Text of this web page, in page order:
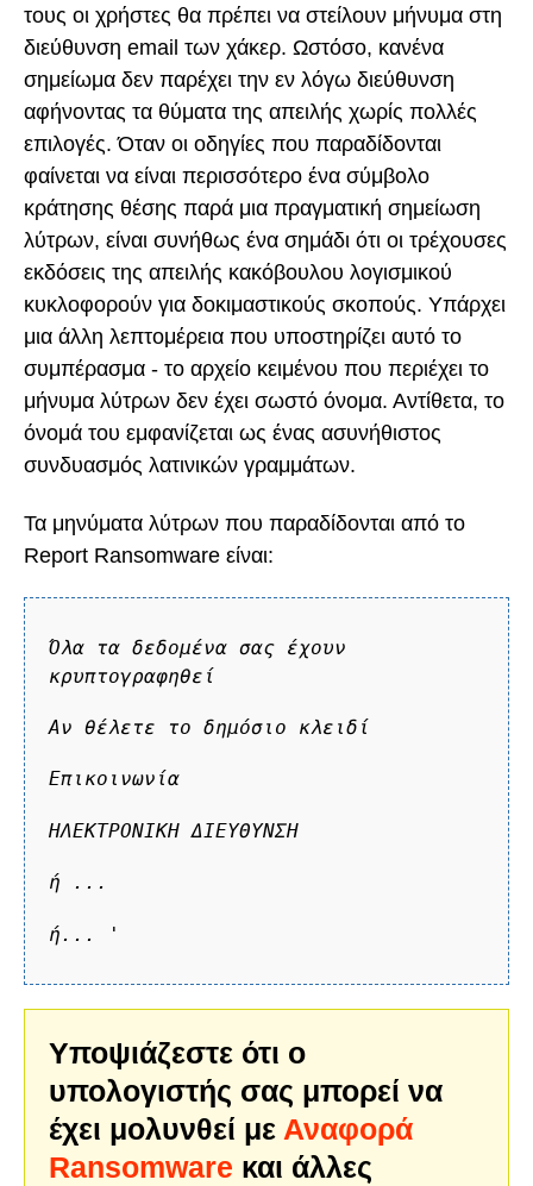
τους οι χρήστες θα πρέπει να στείλουν μήνυμα στη
διεύθυνση email των χάκερ. Ωστόσο, κανένα
σημείωμα δεν παρέχει την εν λόγω διεύθυνση
αφήνοντας τα θύματα της απειλής χωρίς πολλές
επιλογές. Όταν οι οδηγίες που παραδίδονται
φαίνεται να είναι περισσότερο ένα σύμβολο
κράτησης θέσης παρά μια πραγματική σημείωση
λύτρων, είναι συνήθως ένα σημάδι ότι οι τρέχουσες
εκδόσεις της απειλής κακόβουλου λογισμικού
κυκλοφορούν για δοκιμαστικούς σκοπούς. Υπάρχει
μια άλλη λεπτομέρεια που υποστηρίζει αυτό το
συμπέρασμα - το αρχείο κειμένου που περιέχει το
μήνυμα λύτρων δεν έχει σωστό όνομα. Αντίθετα, το
όνομά του εμφανίζεται ως ένας ασυνήθιστος
συνδυασμός λατινικών γραμμάτων.
Τα μηνύματα λύτρων που παραδίδονται από το
Report Ransomware είναι:
Όλα τα δεδομένα σας έχουν
κρυπτογραφηθεί
Αν θέλετε το δημόσιο κλειδί
Επικοινωνία
ΗΛΕΚΤΡΟΝΙΚΗ ΔΙΕΥΘΥΝΣΗ
ή ...
ή... '
Υποψιάζεστε ότι ο
υπολογιστής σας μπορεί να
έχει μολυνθεί με Αναφορά
Ransomware και άλλες